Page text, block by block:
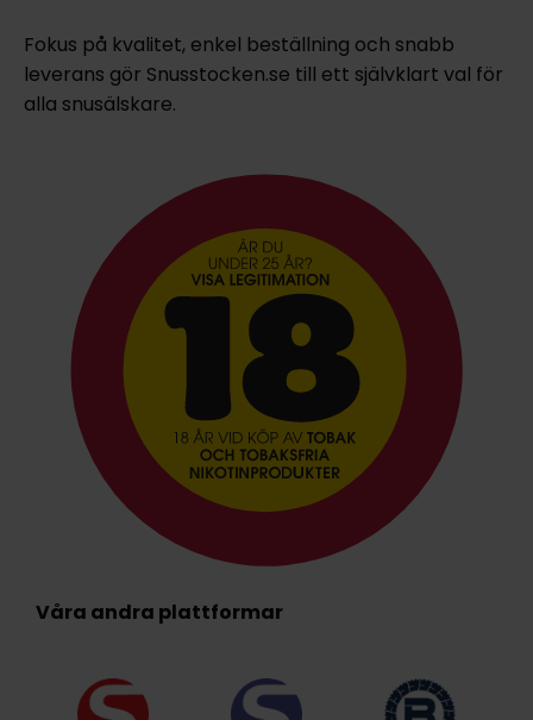
Fokus på kvalitet, enkel beställning och snabb
leverans gör Snusstocken.se till ett självklart val för
alla snusälskare.
Våra andra plattformar